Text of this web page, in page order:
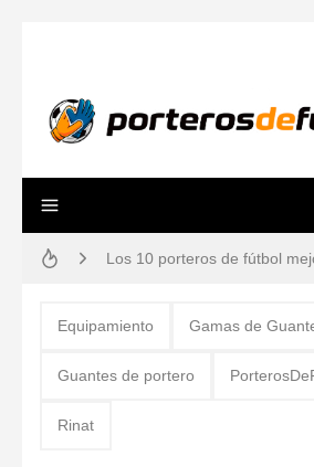
Equipamiento Gamas de
Guantes de portero
Rinat